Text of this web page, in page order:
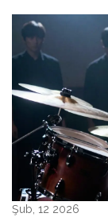
Şub, 12 2026